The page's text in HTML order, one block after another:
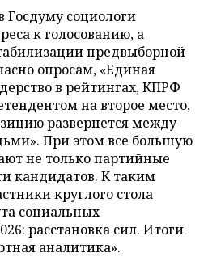
Госдуму социологи
к голосованию, а
предвыборной
опросам, «Единая
в рейтингах, КПРФ
на второе место,
развернется между
При этом все большую
не только партийные
кандидатов. К таким
круглого стола
социальных
расстановка сил. Итоги
аналитика».